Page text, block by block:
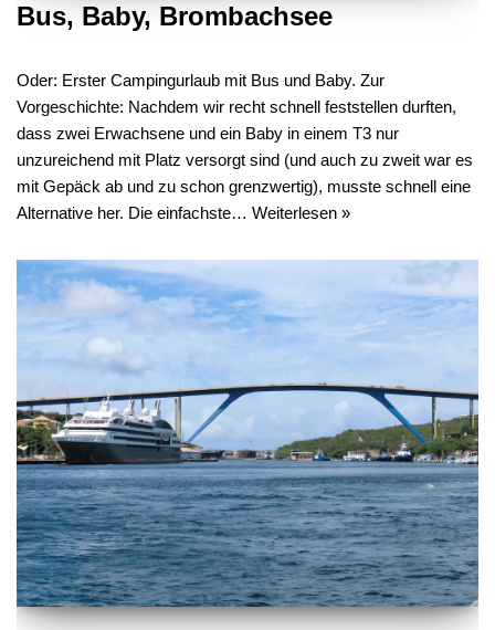
Bus, Baby, Brombachsee
Oder: Erster Campingurlaub mit Bus und Baby. Zur
Vorgeschichte: Nachdem wir recht schnell feststellen durften,
dass zwei Erwachsene und ein Baby in einem T3 nur
unzureichend mit Platz versorgt sind (und auch zu zweit war es
mit Gepäck ab und zu schon grenzwertig), musste schnell eine
Alternative her. Die einfachste… Weiterlesen »